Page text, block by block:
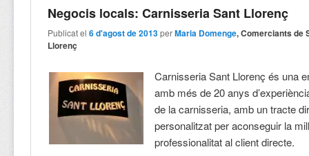
Negocis locals: Carnisseria Sant Llorenç
Publicat el6 d'agost de 2013 perMaria Domenge, Comerciants de
Llorenç
Carnisseria Sant Llorenç és una
amb més de 20 anys
de la carnisseria, amb un tracte
personalitzat per aconseguir la
professionalitat al client directe.